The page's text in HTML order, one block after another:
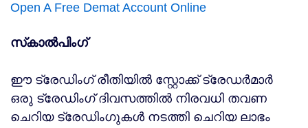
Open A Free Demat Account Online
സ്‌കാല്‍പിംഗ്
ഈ ട്രേഡിംഗ് രീതിയില്‍ സ്റ്റോക്ക് ട്രേഡര്‍മാര്‍
ഒരു ട്രേഡിംഗ് ദിവസത്തില്‍ നിരവധി തവണ
ചെറിയ ട്രേഡിംഗുകള്‍ നടത്തി ചെറിയ ലാഭം